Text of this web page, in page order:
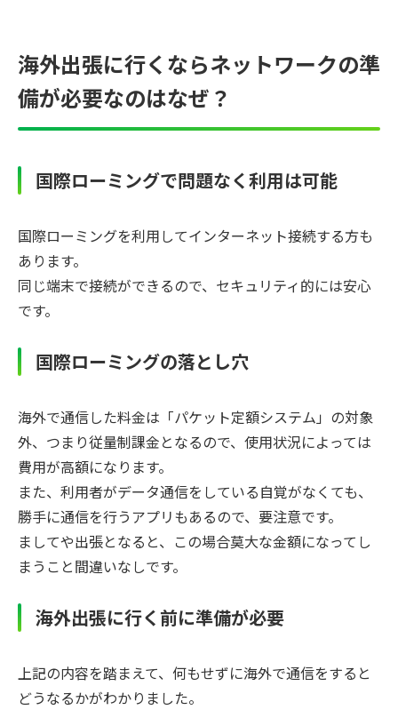
海外出張に行くならネットワークの準
備が必要なのはなぜ？
国際ローミングで問題なく利用は可能
国際ローミングを利用してインターネット接続する方も
あります。
同じ端末で接続ができるので、セキュリティ的には安心
です。
国際ローミングの落とし穴
海外で通信した料金は「パケット定額システム」の対象
外、つまり従量制課金となるので、使用状況によっては
費用が高額になります。
また、利用者がデータ通信をしている自覚がなくても、
勝手に通信を行うアプリもあるので、要注意です。
ましてや出張となると、この場合莫大な金額になってし
まうこと間違いなしです。
海外出張に行く前に準備が必要
上記の内容を踏まえて、何もせずに海外で通信をすると
どうなるかがわかりました。